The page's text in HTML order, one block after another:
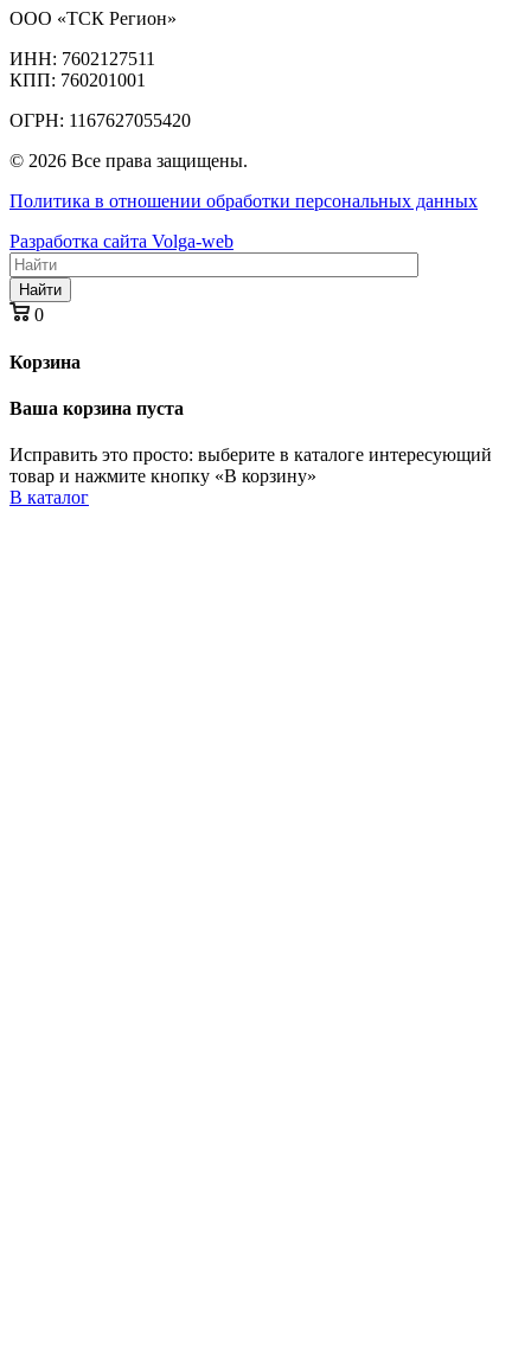
ООО «ТСК Регион»
ИНН: 7602127511
КПП: 760201001
ОГРН: 1167627055420
© 2026 Все права защищены.
Политика в отношении обработки персональных данных
Разработка сайта Volga-web
Найти
0
Корзина
Ваша корзина пуста
Исправить это просто: выберите в каталоге интересующий
товар и нажмите кнопку «В корзину»
В каталог